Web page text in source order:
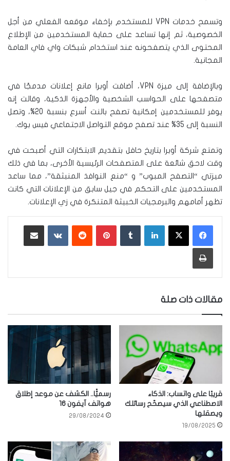
وتسمح خدمات VPN للمستخدم بإخفاء موقعه الفعلي من أجل
الخصوصية، ثم إنها تساعد على حماية المستخدمين من الإطلاع
المحتوى الذي يتصفحونه عند استخدام شبكات واي فاي العامة
المجانية.
وبالإضافة إلى ميزة VPN، أضافت أوبرا مانع إعلانات مدمجًا في
متصفحها على الحواسب الشخصية والأجهزة الذكية، وقالت إنه
يوفر للمستخدمين إمكانية تصفح بالنت أسرع بنسبة 20%، وتصل
النسبة إلى 35% عند تصفح موقع التواصل الاجتماعي فيس بوك.
وتمتع شركة أوبرا بتاريخ حافل بتقديم الابتكارات التي أصبحت في
وقت لاحق شائعة على المتصفحات الرئيسية الأخرى، بما في ذلك
ميزتي “التصفح المبوب” و “منع النوافذ المنبثقة”، مما ساعد
المستخدمين على التحكم في جيل سابق من الإعلانات التي كانت
تظهر أمامهم والبرمجيات الخبيثة المتنكرة في زي الإعلانات.
لينكدإن بينتيريست ‏VKontakte
طباعة
مقالات ذات صلة
قريبًا على واتساب: الذكاء
الاصطناعي الذي سيصحّح رسائلك
ويصقلها
19/08/2025
رسميًّا.. الكشف عن موعد إطلاق
هواتف آيفون 16
29/08/2024